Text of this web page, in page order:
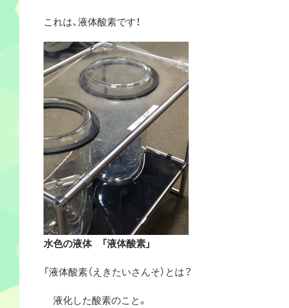
これは、液体酸素です！
水色の液体 「液体酸素」
「液体酸素（えきたいさんそ）とは？
液化した酸素のこと。